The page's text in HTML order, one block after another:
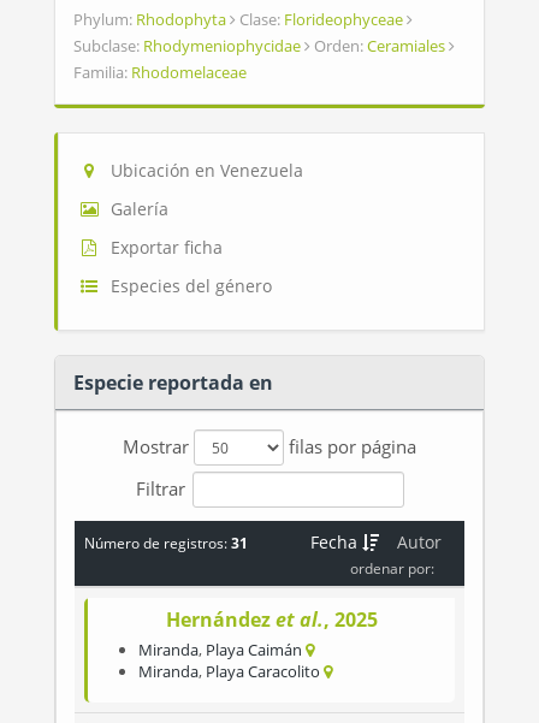
Phylum: Rhodophyta Clase: Florideophyceae
Subclase: Rhodymeniophycidae Orden:Ceramiales
Familia: Rhodomelaceae
Ubicación en Venezuela
Galería
Exportar ficha
Especies del género
Especie reportada en
Mostrar
filas por página
Filtrar
Número de registros:31 Autor
Fecha
ordenar por:
Hernándezet al., 2025
Miranda, Playa Caimán
Miranda, Playa Caracolito